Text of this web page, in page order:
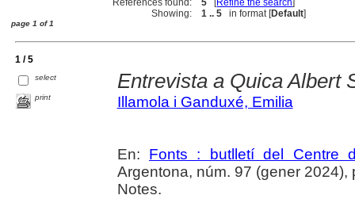
Showing:
1 .. 5 in format [Default]
page 1 of 1
1 / 5
select
print
Entrevista a Quica Albert
Illamola i Ganduxé, Emilia
En: Fonts : butlletí del Centre
Argentona, núm. 97 (gener 2024),
Notes.